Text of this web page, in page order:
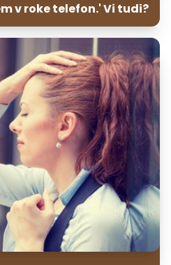
v roke telefon.' Vi tudi?